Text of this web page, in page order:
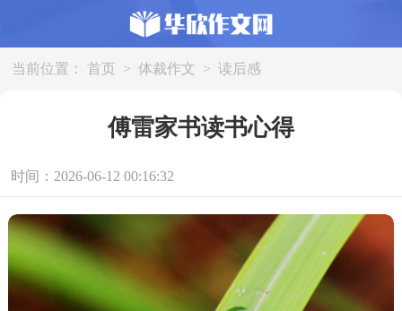
当前位置： 首页 > 体裁作文 > 读后感
傅雷家书读书心得
时间：2026-06-12 00:16:32